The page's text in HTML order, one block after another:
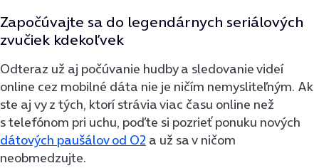
Započúvajte sa do legendárnych seriálových
zvučiek kdekoľvek
Odteraz už aj počúvanie hudby a sledovanie videí
online cez mobilné dáta nie je ničím nemysliteľným. Ak
ste aj vy z tých, ktorí strávia viac času online než
s telefónom pri uchu, poďte si pozrieť ponuku nových
dátových paušálov od O2 a už sa v ničom
neobmedzujte.